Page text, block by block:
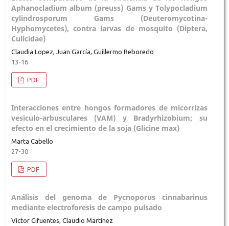
Aphanocladium album (preuss) Gams y Tolypocladium
cylindrosporum Gams (Deuteromycotina-
Hyphomycetes), contra larvas de mosquito (Diptera,
Culicidae)
Claudia Lopez, Juan García, Guillermo Reboredo
13-16
PDF
Interacciones entre hongos formadores de micorrizas
vesiculo-arbusculares (VAM) y Bradyrhizobium; su
efecto en el crecimiento de la soja (Glicine max)
Marta Cabello
27-30
PDF
Análisis del genoma de Pycnoporus cinnabarinus
mediante electroforesis de campo pulsado
Víctor Cifuentes, Claudio Martínez